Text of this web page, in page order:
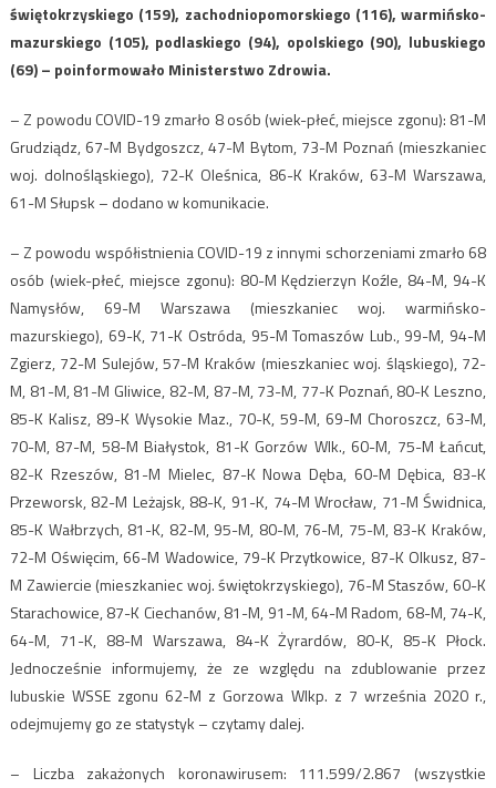
świętokrzyskiego (159), zachodniopomorskiego (116), warmińsko-
mazurskiego (105), podlaskiego (94), opolskiego (90), lubuskiego
(69) – poinformowało Ministerstwo Zdrowia.
– Z powodu COVID-19 zmarło 8 osób (wiek-płeć, miejsce zgonu): 81-M
Grudziądz, 67-M Bydgoszcz, 47-M Bytom, 73-M Poznań (mieszkaniec
woj. dolnośląskiego), 72-K Oleśnica, 86-K Kraków, 63-M Warszawa,
61-M Słupsk – dodano w komunikacie.
– Z powodu współistnienia COVID-19 z innymi schorzeniami zmarło 68
osób (wiek-płeć, miejsce zgonu): 80-M Kędzierzyn Koźle, 84-M, 94-K
Namysłów, 69-M Warszawa (mieszkaniec woj. warmińsko-
mazurskiego), 69-K, 71-K Ostróda, 95-M Tomaszów Lub., 99-M, 94-M
Zgierz, 72-M Sulejów, 57-M Kraków (mieszkaniec woj. śląskiego), 72-
M, 81-M, 81-M Gliwice, 82-M, 87-M, 73-M, 77-K Poznań, 80-K Leszno,
85-K Kalisz, 89-K Wysokie Maz., 70-K, 59-M, 69-M Choroszcz, 63-M,
70-M, 87-M, 58-M Białystok, 81-K Gorzów Wlk., 60-M, 75-M Łańcut,
82-K Rzeszów, 81-M Mielec, 87-K Nowa Dęba, 60-M Dębica, 83-K
Przeworsk, 82-M Leżajsk, 88-K, 91-K, 74-M Wrocław, 71-M Świdnica,
85-K Wałbrzych, 81-K, 82-M, 95-M, 80-M, 76-M, 75-M, 83-K Kraków,
72-M Oświęcim, 66-M Wadowice, 79-K Przytkowice, 87-K Olkusz, 87-
M Zawiercie (mieszkaniec woj. świętokrzyskiego), 76-M Staszów, 60-K
Starachowice, 87-K Ciechanów, 81-M, 91-M, 64-M Radom, 68-M, 74-K,
64-M, 71-K, 88-M Warszawa, 84-K Żyrardów, 80-K, 85-K Płock.
Jednocześnie informujemy, że ze względu na zdublowanie przez
lubuskie WSSE zgonu 62-M z Gorzowa Wlkp. z 7 września 2020 r.,
odejmujemy go ze statystyk – czytamy dalej.
– Liczba zakażonych koronawirusem: 111.599/2.867 (wszystkie